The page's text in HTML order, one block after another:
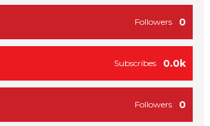
0
Followers
0.0k
Subscribes
0
Followers